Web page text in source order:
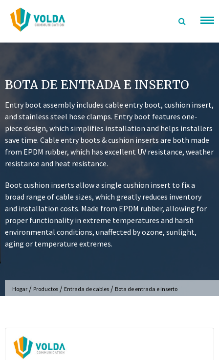
saltar
contenido
BOTA DE ENTRADA E INSERTO
Entry boot assembly includes cable entry boot, cushion insert,
and stainless steel hose clamps. Entry boot features one-
piece design, which simplifies installation and helps installers
save time. Cable entry boots & cushion inserts are both made
from EPDM rubber, which has excellent UV resistance, weather
resistance and heat resistance.
Boot cushion inserts allow a single cushion insert to fix a
broad range of cable sizes, which greatly reduces inventory
and installation costs. Made from EPDM rubber, allowing for
proper functionality in extreme temperatures and harsh
environmental conditions, unaffected by ozone, sunlight,
aging or temperature extremes.
Hogar / Productos / Entrada de cables / Bota de entrada e inserto